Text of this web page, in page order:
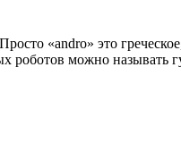
«andro» это
роботов можно называть